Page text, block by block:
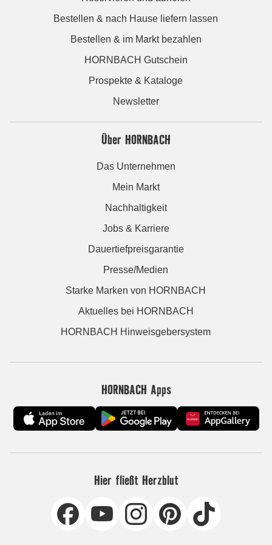
Bestellen & nach Hause liefern lassen
Bestellen & im Markt bezahlen
HORNBACH Gutschein
Prospekte & Kataloge
Newsletter
Über HORNBACH
Das Unternehmen
Mein Markt
Nachhaltigkeit
Jobs & Karriere
Dauertiefpreisgarantie
Presse/Medien
Starke Marken von HORNBACH
Aktuelles bei HORNBACH
HORNBACH Hinweisgebersystem
HORNBACH Apps
Hier fließt Herzblut